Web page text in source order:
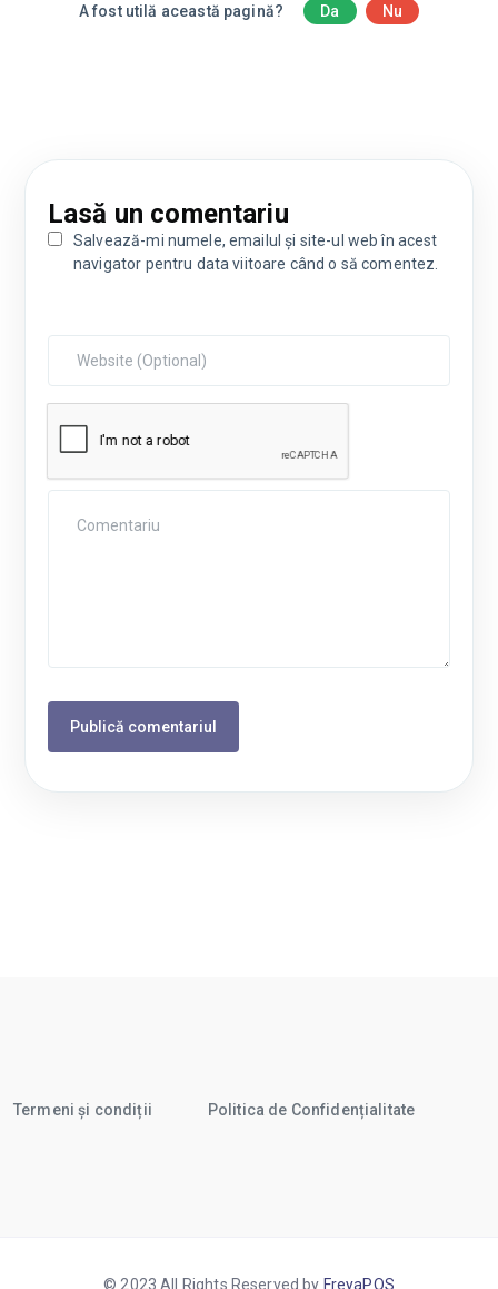
A fost utilă această pagină? Da Nu
Lasă un comentariu
Salvează-mi numele, emailul și site-ul web în acest
navigator pentru data viitoare când o să comentez.
Termeni și condiții Politica de Confidențialitate
© 2023 All Rights Reserved by FreyaPOS